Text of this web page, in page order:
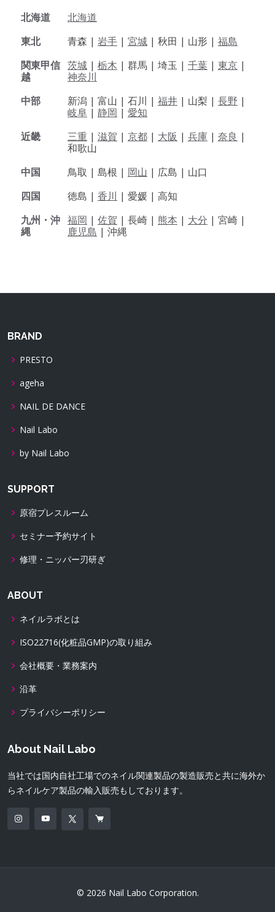
北海道
北海道
東北
青森 | 岩手 | 宮城 | 秋田 | 山形 | 福島
関東甲信
越
茨城 | 栃木 | 群馬 | 埼玉 | 千葉 | 東京 |
神奈川
中部
新潟 | 富山 | 石川 | 福井 | 山梨 | 長野 |
岐阜 | 静岡 | 愛知
近畿
三重 | 滋賀 | 京都 | 大阪 | 兵庫 | 奈良 |
和歌山
中国
鳥取 | 島根 | 岡山 | 広島 | 山口
四国
徳島 | 香川 | 愛媛 | 高知
九州・沖
縄
福岡 | 佐賀 | 長崎 | 熊本 | 大分 | 宮崎 |
鹿児島 | 沖縄
BRAND
PRESTO
ageha
NAIL DE DANCE
Nail Labo
by Nail Labo
SUPPORT
原宿プレスルーム
セミナー予約サイト
修理・ニッパー刃研ぎ
ABOUT
ネイルラボとは
ISO22716(化粧品GMP)の取り組み
会社概要・業務案内
沿革
プライバシーポリシー
About Nail Labo
当社では国内自社工場でのネイル関連製品の製造販売と共に海外か
らネイルケア製品の輸入販売もしております。
© 2026 Nail Labo Corporation.